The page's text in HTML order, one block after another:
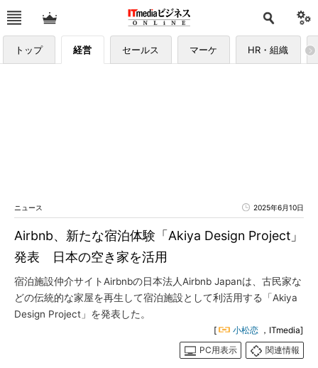
トップ 経営 セールス マーケ HR・組織
ニュース 2025年6月10日
Airbnb、新たな宿泊体験「Akiya Design Project」
発表 日本の空き家を活用
宿泊施設仲介サイトAirbnbの日本法人Airbnb Japanは、古民家な
どの伝統的な家屋を再生して宿泊施設として利活用する「Akiya
Design Project」を発表した。
[ 小松恋 ，ITmedia]
PC用表示
関連情報